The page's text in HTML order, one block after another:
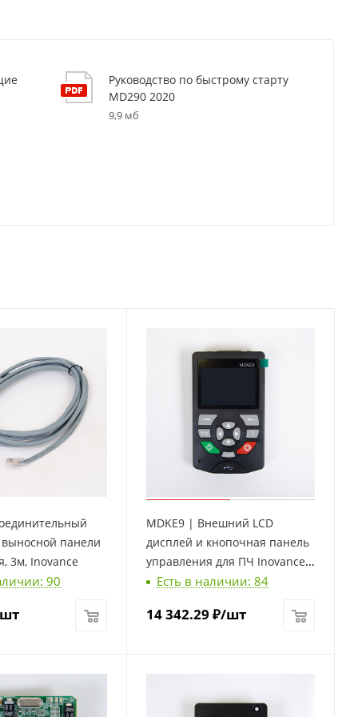
Руководство по быстрому старту
MD290 2020
9,9 мб
выносной панели
3м, Inovance
90
MDKE9 | Внешний LCD
дисплей и кнопочная панель
управления для ПЧ Inovance,
Inovance
Есть в наличии: 84
14 342.29 ₽/шт